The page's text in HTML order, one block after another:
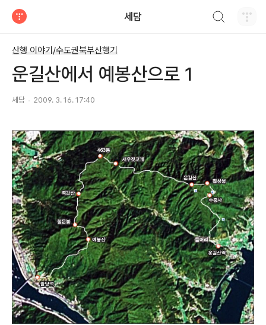
세담
산행 이야기/수도권북부산행기
운길산에서 예봉산으로 1
세담 2009. 3. 16. 17:40